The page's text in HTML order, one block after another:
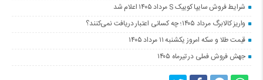
شرایط فروش سایپا کوییک S مرداد ۱۴۰۵ اعلام شد
واریز کالابرگ مرداد ۱۴۰۵؛ چه کسانی اعتبار دریافت نمی‌کنند؟
قیمت طلا و سکه امروز یکشنبه ۱۱ مرداد ۱۴۰۵
جهش فروش فملی در تیرماه ۱۴۰۵